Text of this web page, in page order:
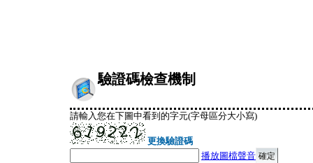
驗證碼檢查機制
請輸入您在下圖中看到的字元(字母區分大小寫)
更換驗證碼
播放圖檔聲音